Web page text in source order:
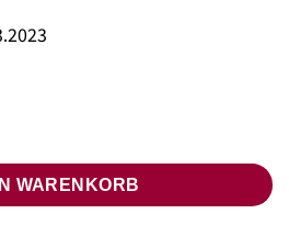
– Herr der Winde Menge
WARENKORB